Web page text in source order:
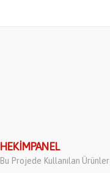
HEKIMPANEL
Bu Projede Kullanılan Ürünler